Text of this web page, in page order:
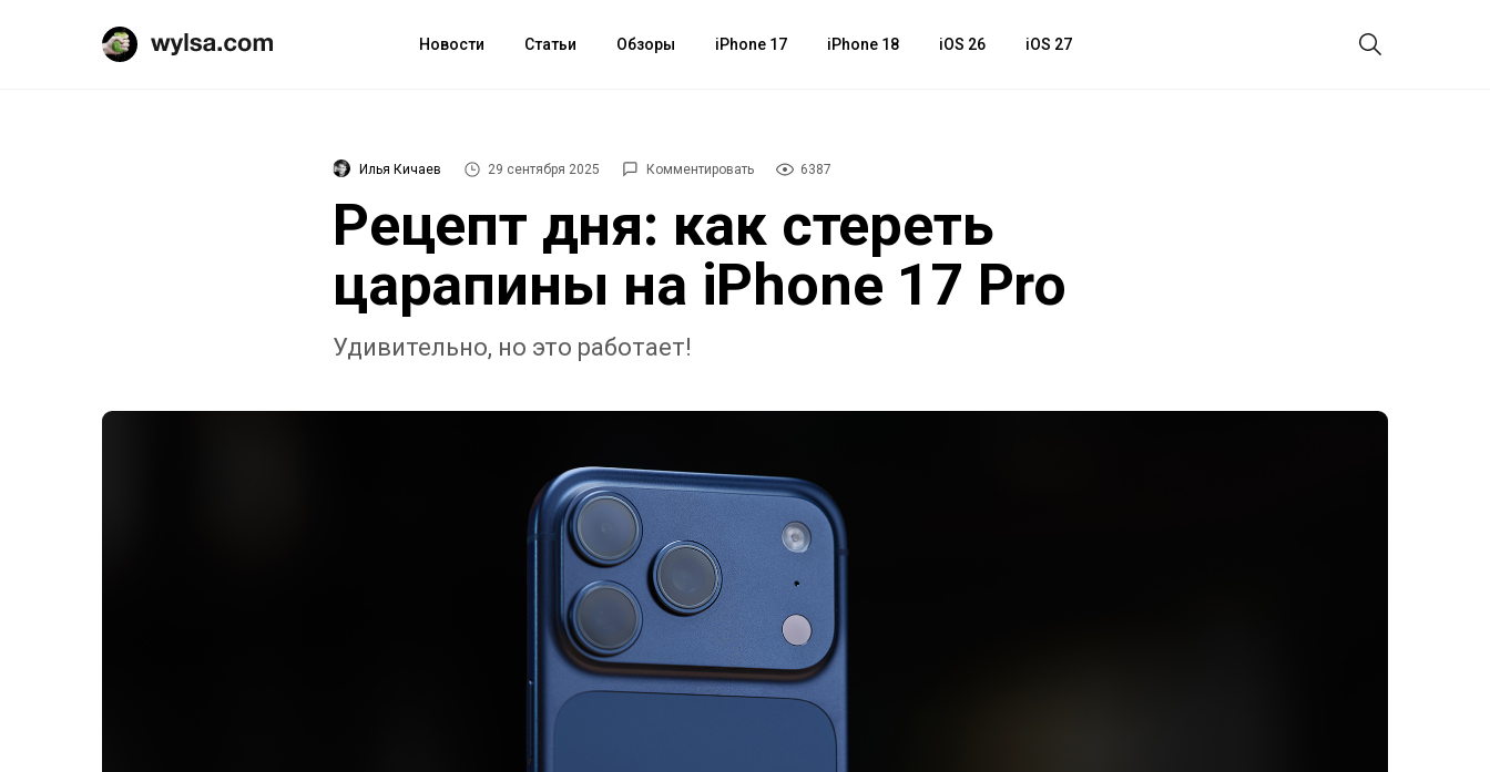
Новости Статьи Обзоры iPhone 17 iPhone 18 iOS 26 iOS 27
Илья Кичаев 29 сентября 2025 Комментировать 6387
Рецепт дня: как стереть
царапины на iPhone 17 Pro
Удивительно, но это работает!